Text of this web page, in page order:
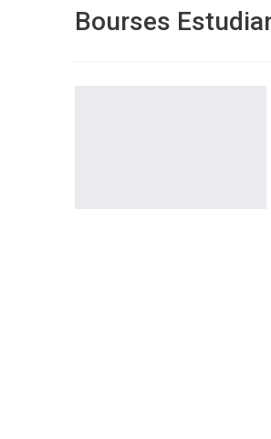
Bourses